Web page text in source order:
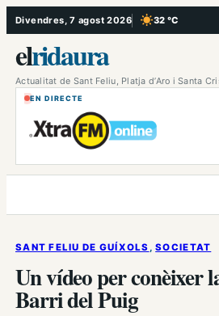
Vés
al
contingut
Divendres, 7 agost 2026 32 °C
, Cel serè
elridaura
Actualitat de Sant Feliu, Platja d’Aro i Santa
EN DIRECTE
SANT FELIU DE GUÍXOLS , SOCIETAT
Un vídeo per conèixer
Barri del Puig